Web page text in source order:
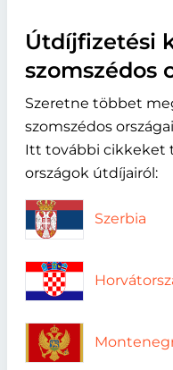
Útdíjfizetési
szomszédos
Szeretne többet
szomszédos
Itt további cikkeket
országok útdíjairól:
Szerbia